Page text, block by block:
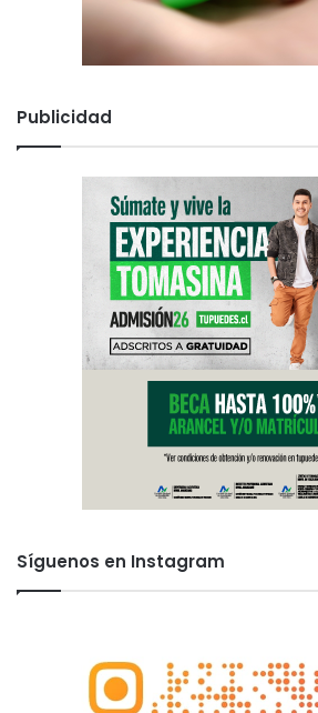
Publicidad
Síguenos en Instagram